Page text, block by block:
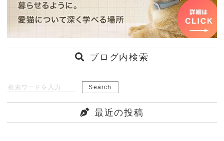
ブログ内検索
最近の投稿